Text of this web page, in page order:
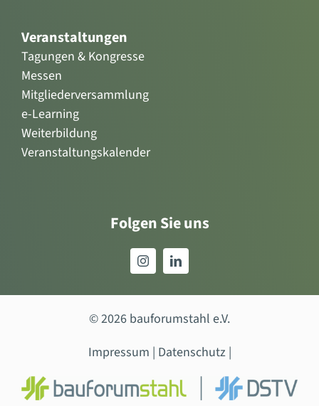
Veranstaltungen
Tagungen & Kongresse
Messen
Mitgliederversammlung
e-Learning
Weiterbildung
Veranstaltungskalender
Folgen Sie uns
© 2026 bauforumstahl e.V.
Impressum | Datenschutz|